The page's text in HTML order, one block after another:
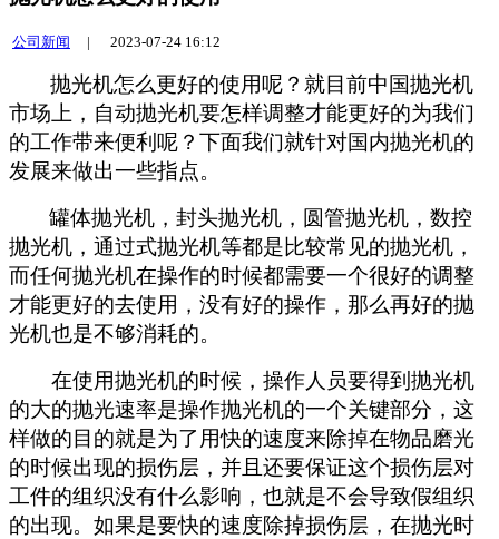
公司新闻 | 2023-07-24 16:12
抛光机怎么更好的使用呢？就目前中国抛光机
市场上，自动抛光机要怎样调整才能更好的为我们
的工作带来便利呢？下面我们就针对国内抛光机的
发展来做出一些指点。
罐体抛光机，封头抛光机，圆管抛光机，数控
抛光机， 通过式抛光机等都是比较常见的抛光机，
而任何抛光机在操作的时候都需要一个很好的调整
才能更好的去使用，没有好的操作，那么再好的抛
光机也是不够消耗的。
在使用抛光机的时候，操作人员要得到抛光机
的大的抛光速率是操作抛光机的一个关键部分，这
样做的目的就是为了用快的速度来除掉在物品磨光
的时候出现的损伤层，并且还要保证这个损伤层对
工件的组织没有什么影响，也就是不会导致假组织
的出现。如果是要快的速度除掉损伤层，在抛光时